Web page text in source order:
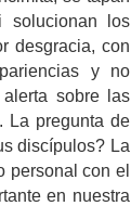
los
desgracia, con
y no
sobre las
La pregunta de
discípulos? La
personal con el
en nuestra